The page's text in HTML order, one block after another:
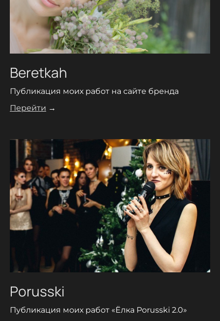
Beretkah
Публикация моих работ на сайте бренда
Перейти →
Porusski
Публикация моих работ «Ёлка Porusski 2.0»